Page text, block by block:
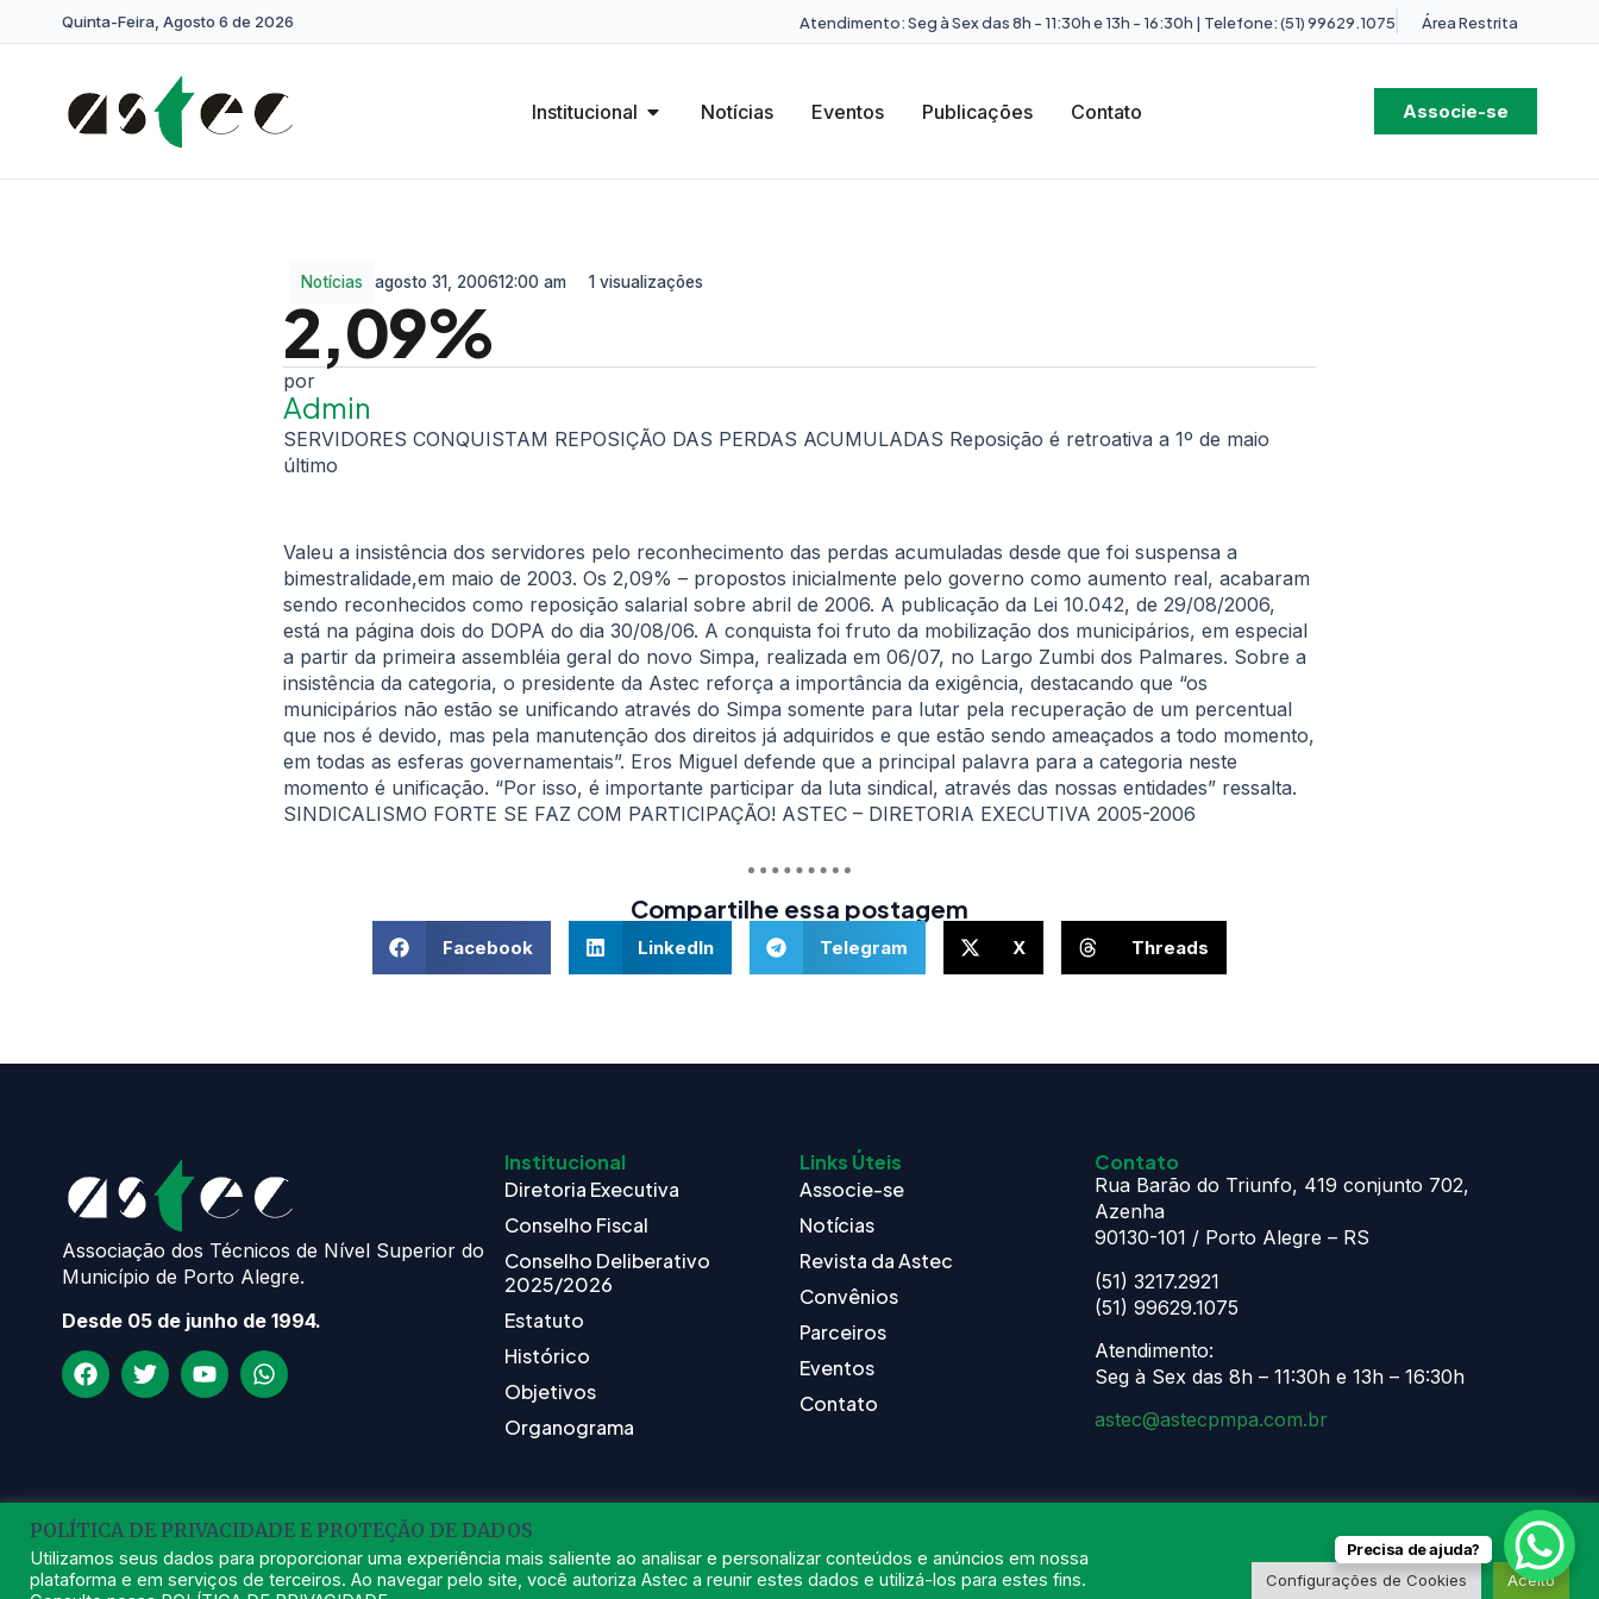
Quinta-Feira, Agosto 6 de 2026 Atendimento: Seg à Sex das 8h - 11:30h e 13h - 16:30h | Telefone: (51) 99629.1075 Área Restrita
Institucional Notícias Eventos Publicações Contato Associe-se
Notícias agosto 31, 200612:00 am 1 visualizações
2,09%
Admin
SERVIDORES CONQUISTAM REPOSIÇÃO DAS PERDAS ACUMULADAS Reposição é retroativa a 1º de maio
último
Valeu a insistência dos servidores pelo reconhecimento das perdas acumuladas desde que foi suspensa a
bimestralidade,em maio de 2003. Os 2,09% – propostos inicialmente pelo governo como aumento real, acabaram
sendo reconhecidos como reposição salarial sobre abril de 2006. A publicação da Lei 10.042, de 29/08/2006,
está na página dois do DOPA do dia 30/08/06. A conquista foi fruto da mobilização dos municipários, em especial
a partir da primeira assembléia geral do novo Simpa, realizada em 06/07, no Largo Zumbi dos Palmares. Sobre a
insistência da categoria, o presidente da Astec reforça a importância da exigência, destacando que “os
municipários não estão se unificando através do Simpa somente para lutar pela recuperação de um percentual
que nos é devido, mas pela manutenção dos direitos já adquiridos e que estão sendo ameaçados a todo momento,
em todas as esferas governamentais”. Eros Miguel defende que a principal palavra para a categoria neste
momento é unificação. “Por isso, é importante participar da luta sindical, através das nossas entidades” ressalta.
SINDICALISMO FORTE SE FAZ COM PARTICIPAÇÃO! ASTEC – DIRETORIA EXECUTIVA 2005-2006
Compartilhe essa postagem
Facebook LinkedIn Telegram X Threads
Associação dos Técnicos de Nível Superior do
Município de Porto Alegre.
Desde 05 de junho de 1994.
Institucional
Diretoria Executiva
Conselho Fiscal
Conselho Deliberativo
2025/2026
Estatuto
Histórico
Objetivos
Organograma
Links Úteis
Associe-se
Notícias
Revista da Astec
Convênios
Parceiros
Eventos
Contato
Contato
Rua Barão do Triunfo, 419 conjunto 702,
Azenha
90130-101 / Porto Alegre – RS
(51) 3217.2921
(51) 99629.1075
Atendimento:
Seg à Sex das 8h – 11:30h e 13h – 16:30h
astec@astecpmpa.com.br
2026 ASTEC. Todos os Direitos Reservados. Desenvolvido por Nexx Tecnologia
POLÍTICA DE PRIVACIDADE E PROTEÇÃO DE DADOS
Utilizamos seus dados para proporcionar uma experiência mais saliente ao analisar e personalizar conteúdos e anúncios em nossa
plataforma e em serviços de terceiros. Ao navegar pelo site, você autoriza Astec a reunir estes dados e utilizá-los para estes fins.
Configurações de Cookies Aceito
Precisa de ajuda?